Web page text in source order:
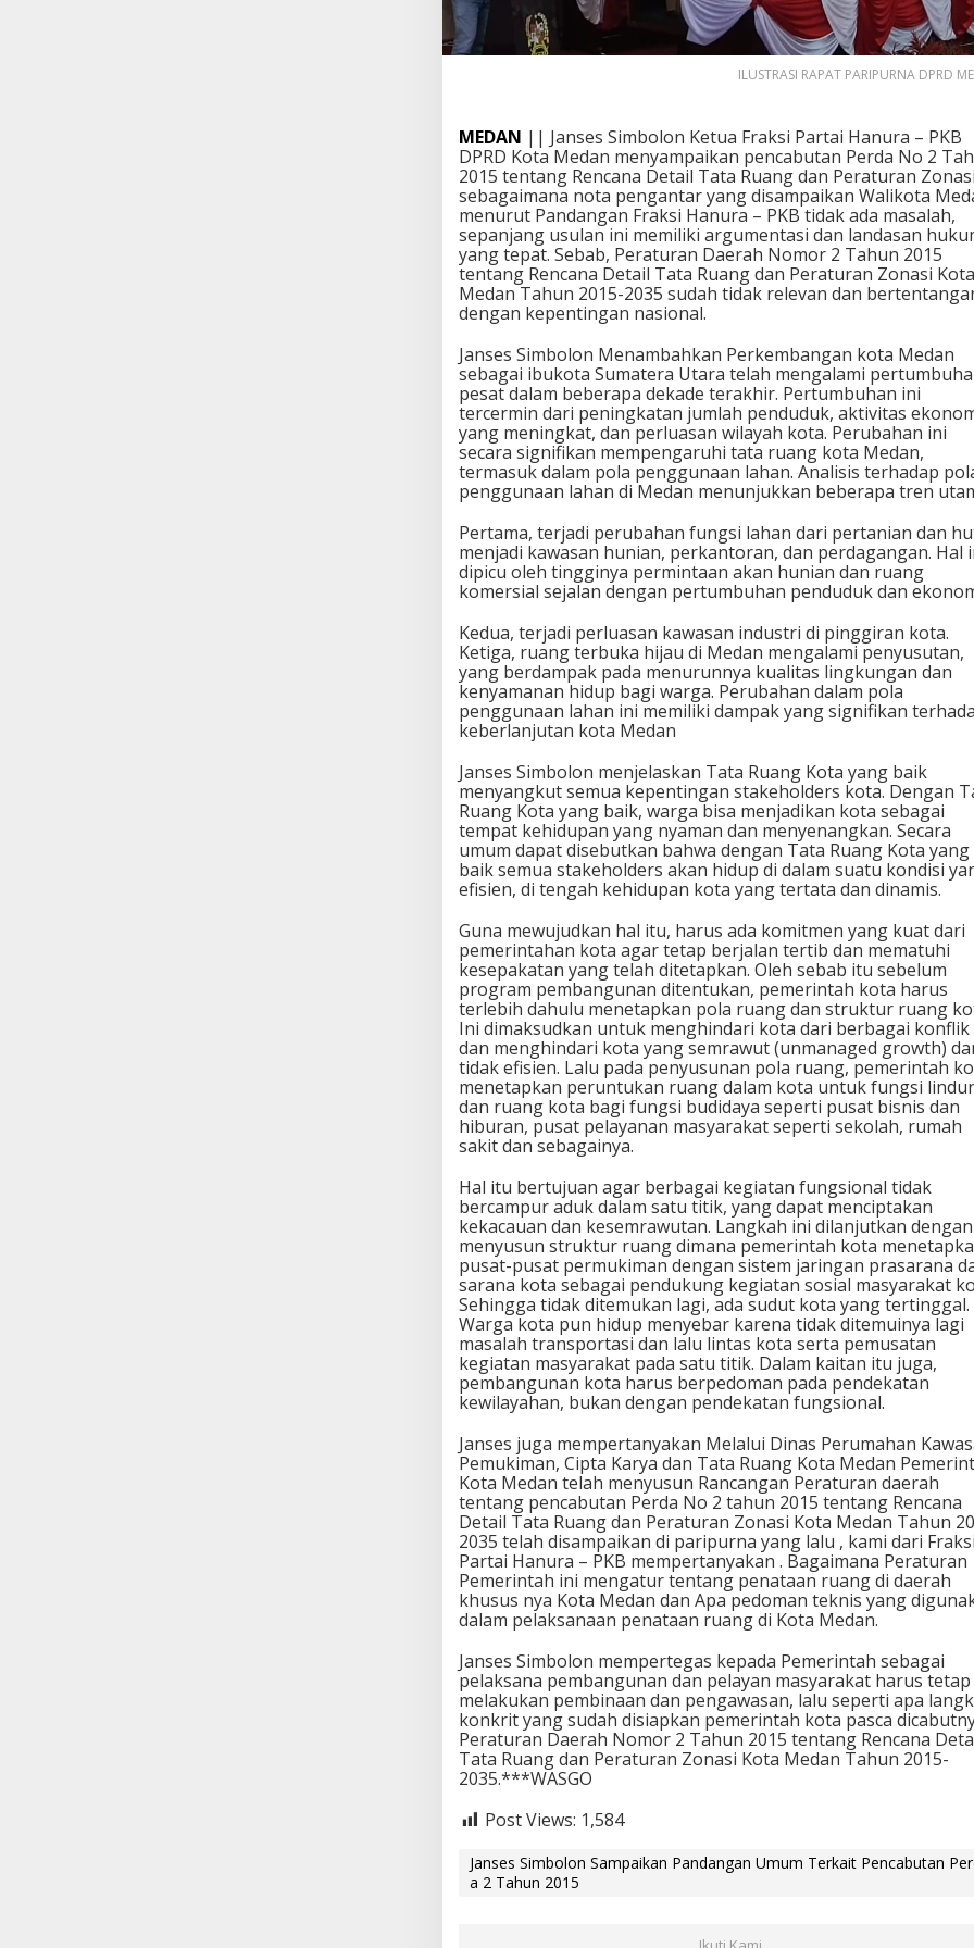
ILUSTRASI RAPAT PARIPURNA DPRD
MEDAN || Janses Simbolon Ketua Fraksi Partai Hanura – PKB
DPRD Kota Medan menyampaikan pencabutan Perda No 2
2015 tentang Rencana Detail Tata Ruang dan Peraturan
sebagaimana nota pengantar yang disampaikan Walikota
menurut Pandangan Fraksi Hanura – PKB tidak ada masalah,
sepanjang usulan ini memiliki argumentasi dan landasan
yang tepat. Sebab, Peraturan Daerah Nomor 2 Tahun 2015
tentang Rencana Detail Tata Ruang dan Peraturan Zonasi Kota
Medan Tahun 2015-2035 sudah tidak relevan dan
dengan kepentingan nasional.
Janses Simbolon Menambahkan Perkembangan kota Medan
sebagai ibukota Sumatera Utara telah mengalami
pesat dalam beberapa dekade terakhir. Pertumbuhan ini
tercermin dari peningkatan jumlah penduduk, aktivitas
yang meningkat, dan perluasan wilayah kota. Perubahan ini
secara signifikan mempengaruhi tata ruang kota Medan,
termasuk dalam pola penggunaan lahan. Analisis terhadap
penggunaan lahan di Medan menunjukkan beberapa tren
Pertama, terjadi perubahan fungsi lahan dari pertanian dan
menjadi kawasan hunian, perkantoran, dan perdagangan. Hal
dipicu oleh tingginya permintaan akan hunian dan ruang
komersial sejalan dengan pertumbuhan penduduk dan
Kedua, terjadi perluasan kawasan industri di pinggiran kota.
Ketiga, ruang terbuka hijau di Medan mengalami penyusutan,
yang berdampak pada menurunnya kualitas lingkungan dan
kenyamanan hidup bagi warga. Perubahan dalam pola
penggunaan lahan ini memiliki dampak yang signifikan
keberlanjutan kota Medan
Janses Simbolon menjelaskan Tata Ruang Kota yang baik
menyangkut semua kepentingan stakeholders kota. Dengan
Ruang Kota yang baik, warga bisa menjadikan kota sebagai
tempat kehidupan yang nyaman dan menyenangkan. Secara
umum dapat disebutkan bahwa dengan Tata Ruang Kota yang
baik semua stakeholders akan hidup di dalam suatu kondisi
efisien, di tengah kehidupan kota yang tertata dan dinamis.
Guna mewujudkan hal itu, harus ada komitmen yang kuat dari
pemerintahan kota agar tetap berjalan tertib dan mematuhi
kesepakatan yang telah ditetapkan. Oleh sebab itu sebelum
program pembangunan ditentukan, pemerintah kota harus
terlebih dahulu menetapkan pola ruang dan struktur ruang
Ini dimaksudkan untuk menghindari kota dari berbagai konflik
dan menghindari kota yang semrawut (unmanaged growth)
tidak efisien. Lalu pada penyusunan pola ruang, pemerintah
menetapkan peruntukan ruang dalam kota untuk fungsi
dan ruang kota bagi fungsi budidaya seperti pusat bisnis dan
hiburan, pusat pelayanan masyarakat seperti sekolah, rumah
sakit dan sebagainya.
Hal itu bertujuan agar berbagai kegiatan fungsional tidak
bercampur aduk dalam satu titik, yang dapat menciptakan
kekacauan dan kesemrawutan. Langkah ini dilanjutkan dengan
menyusun struktur ruang dimana pemerintah kota
pusat-pusat permukiman dengan sistem jaringan prasarana
sarana kota sebagai pendukung kegiatan sosial masyarakat
Sehingga tidak ditemukan lagi, ada sudut kota yang tertinggal.
Warga kota pun hidup menyebar karena tidak ditemuinya lagi
masalah transportasi dan lalu lintas kota serta pemusatan
kegiatan masyarakat pada satu titik. Dalam kaitan itu juga,
pembangunan kota harus berpedoman pada pendekatan
kewilayahan, bukan dengan pendekatan fungsional.
Janses juga mempertanyakan Melalui Dinas Perumahan
Pemukiman, Cipta Karya dan Tata Ruang Kota Medan
Kota Medan telah menyusun Rancangan Peraturan daerah
tentang pencabutan Perda No 2 tahun 2015 tentang Rencana
Detail Tata Ruang dan Peraturan Zonasi Kota Medan Tahun
2035 telah disampaikan di paripurna yang lalu , kami dari Fraksi
Partai Hanura – PKB mempertanyakan . Bagaimana Peraturan
Pemerintah ini mengatur tentang penataan ruang di daerah
khusus nya Kota Medan dan Apa pedoman teknis yang
dalam pelaksanaan penataan ruang di Kota Medan.
Janses Simbolon mempertegas kepada Pemerintah sebagai
pelaksana pembangunan dan pelayan masyarakat harus tetap
melakukan pembinaan dan pengawasan, lalu seperti apa
konkrit yang sudah disiapkan pemerintah kota pasca
Peraturan Daerah Nomor 2 Tahun 2015 tentang Rencana
Tata Ruang dan Peraturan Zonasi Kota Medan Tahun 2015-
2035.***WASGO
Post Views: 1,584
Janses Simbolon Sampaikan Pandangan Umum Terkait Pencabutan
a 2 Tahun 2015